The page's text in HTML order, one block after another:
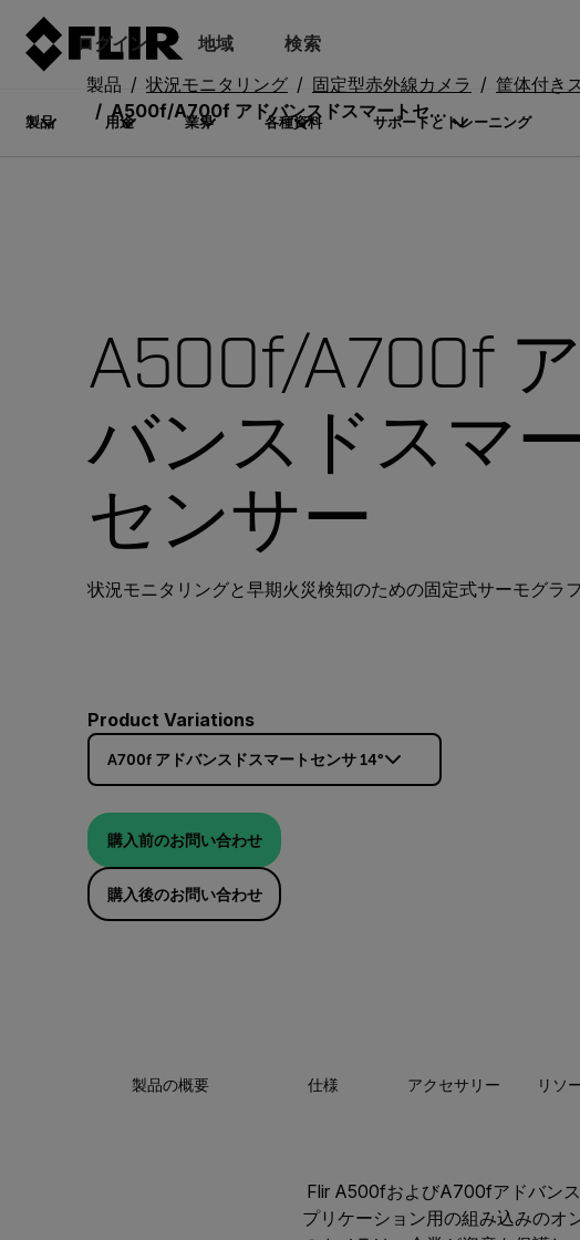
ログイン 地域 検索
製品 用途 業界 各種資料 サポートとトレーニング
製品 状況モニタリング 固定型赤外線カメラ
筐体付き
A500f/A700f アドバンスドスマートセンサー
A500f/A700f
バンスドスマ
センサー
状況モニタリングと早期火災検知のための固定式サーモグラ
Product Variations
A700f アドバンスドスマートセンサ 14°
購入前のお問い合わせ
購入後のお問い合わせ
製品の概要 仕様 アクセサリー リソ
Flir A500fおよびA700fアドバン
プリケーション用の組み込みのオ